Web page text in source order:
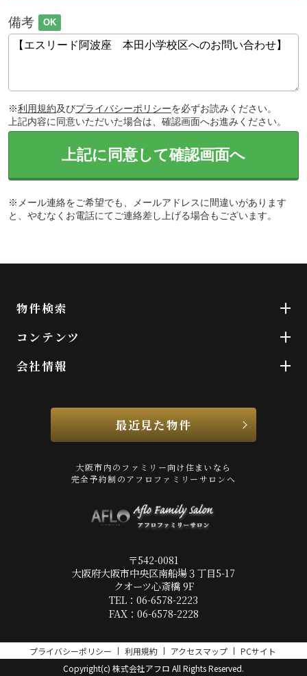
備考 OK
※利用規約及びプライバシーポリシーを必ずお読みください。
上記内容に同意いただいた場合は、確認画面へお進みください。
上記に同意して確認画面へ
※メール連絡をご希望でも、メールアドレスに間違いがあります
と、やむなくお電話にてご連絡差し上げる場合もございます。
物件検索
コンテンツ
会社情報
最近見た物件
大阪市内のファミリー向け住まいなら
完全予約制のアフロファミリーサロンへ
〒542-0081
大阪府大阪市中央区南船場３丁目5-17
クオーツ心斎橋 9F
TEL：06-6578-2223
FAX：06-6578-2228
プライバシーポリシー 利用規約 アクセスマップ
PCサイト
Copyright(c) 株式会社アフロ All Rights Reserved.